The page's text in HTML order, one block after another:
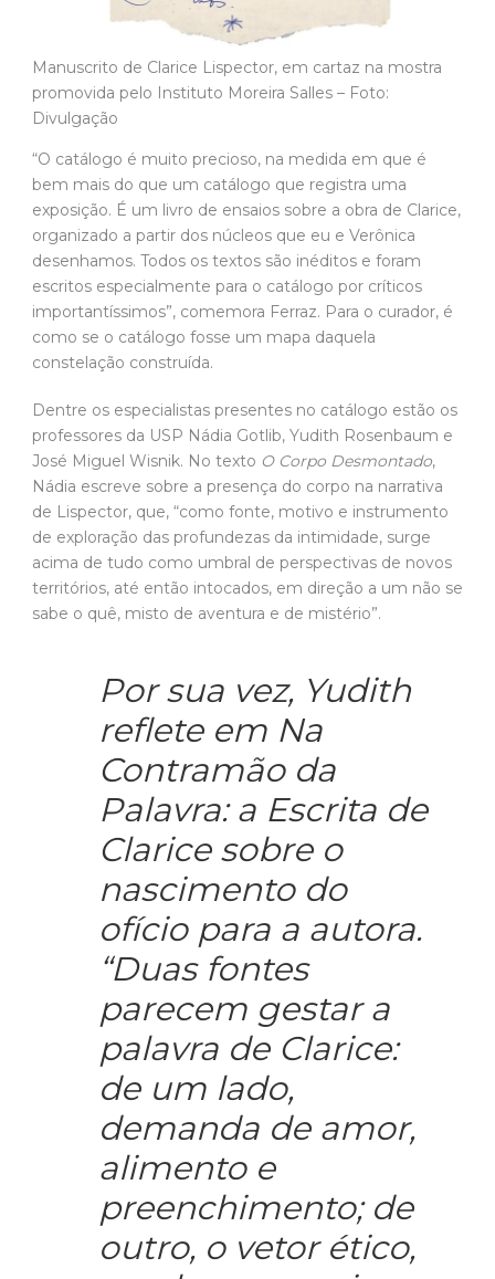
Manuscrito de Clarice Lispector, em cartaz na mostra
promovida pelo Instituto Moreira Salles – Foto:
Divulgação
“O catálogo é muito precioso, na medida em que é
bem mais do que um catálogo que registra uma
exposição. É um livro de ensaios sobre a obra de Clarice,
organizado a partir dos núcleos que eu e Verônica
desenhamos. Todos os textos são inéditos e foram
escritos especialmente para o catálogo por críticos
importantíssimos”, comemora Ferraz. Para o curador, é
como se o catálogo fosse um mapa daquela
constelação construída.
Dentre os especialistas presentes no catálogo estão os
professores da USP Nádia Gotlib, Yudith Rosenbaum e
José Miguel Wisnik. No texto O Corpo Desmontado,
Nádia escreve sobre a presença do corpo na narrativa
de Lispector, que, “como fonte, motivo e instrumento
de exploração das profundezas da intimidade, surge
acima de tudo como umbral de perspectivas de novos
territórios, até então intocados, em direção a um não se
sabe o quê, misto de aventura e de mistério”.
Por sua vez, Yudith
reflete em Na
Contramão da
Palavra: a Escrita de
Clarice sobre o
nascimento do
ofício para a autora.
“Duas fontes
parecem gestar a
palavra de Clarice:
de um lado,
demanda de amor,
alimento e
preenchimento; de
outro, o vetor ético,